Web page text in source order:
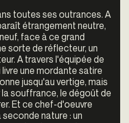
toutes ses outrances. A
étrangement neutre,
face à ce grand
sorte de réflecteur, un
A travers l'équipée de
une mordante satire
jusqu'au vertige, mais
souffrance, le dégoût de
Et ce chef-d'oeuvre
nature : un